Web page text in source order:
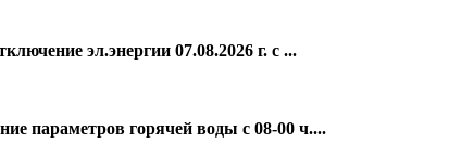
эл.энергии 07.08.2026 г. с ...
параметров горячей воды с 08-00 ч....